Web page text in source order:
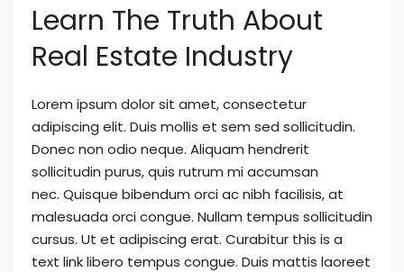
Learn The Truth About
Real Estate Industry
Lorem ipsum dolor sit amet, consectetur
adipiscing elit. Duis mollis et sem sed sollicitudin.
Donec non odio neque. Aliquam hendrerit
sollicitudin purus, quis rutrum mi accumsan
nec. Quisque bibendum orci ac nibh facilisis, at
malesuada orci congue. Nullam tempus sollicitudin
cursus. Ut et adipiscing erat. Curabitur this is a
text link libero tempus congue. Duis mattis laoreet